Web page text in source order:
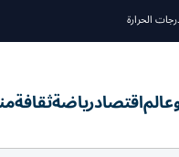
الحرارة
اقتصادرياضةثقافة